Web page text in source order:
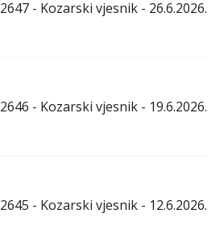
2647 - Kozarski vjesnik - 26.6.2026.
2646 - Kozarski vjesnik - 19.6.2026.
2645 - Kozarski vjesnik - 12.6.2026.